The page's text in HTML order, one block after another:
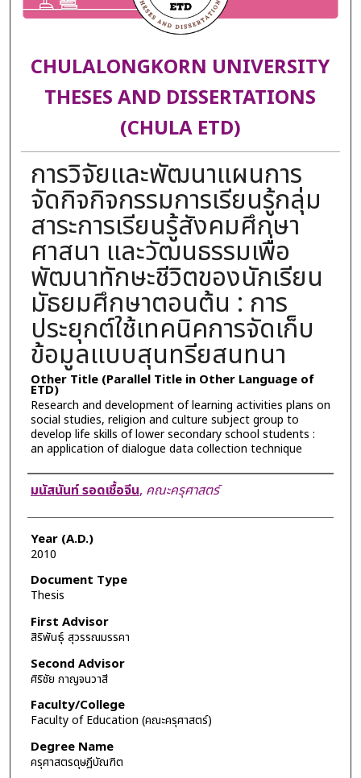
CHULALONGKORN UNIVERSITY
THESES AND DISSERTATIONS
(CHULA ETD)
การวิจัยและพัฒนาแผนการ
จัดกิจกิจกรรมการเรียนรู้กลุ่ม
สาระการเรียนรู้สังคมศึกษา
ศาสนา และวัฒนธรรมเพื่อ
พัฒนาทักษะชีวิตของนักเรียน
มัธยมศึกษาตอนต้น : การ
ประยุกต์ใช้เทคนิคการจัดเก็บ
ข้อมูลแบบสุนทรียสนทนา
Other Title (Parallel Title in Other Language of
ETD)
Research and development of learning activities plans on
social studies, religion and culture subject group to
develop life skills of lower secondary school students :
an application of dialogue data collection technique
Author
มนัสนันท์ รอดเชื้อจีน, คณะครุศาสตร์
Year (A.D.)
2010
Document Type
Thesis
First Advisor
สิริพันธุ์ สุวรรณมรรคา
Second Advisor
ศิริชัย กาญจนวาสี
Faculty/College
Faculty of Education (คณะครุศาสตร์)
Degree Name
ครุศาสตรดุษฎีบัณฑิต